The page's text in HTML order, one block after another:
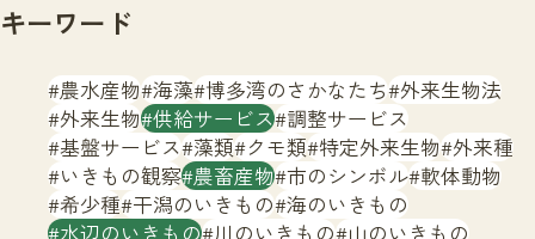
文字サイズ 小 中 大
生物多様性ふくおかウェブセンターとは
キーワード
農水産物 海藻 博多湾のさかなたち 外来生物法
外来生物 供給サービス 調整サービス
基盤サービス 藻類 クモ類 特定外来生物 外来種
いきもの観察 農畜産物 市のシンボル 軟体動物
希少種 干潟のいきもの 海のいきもの
水辺のいきもの 川のいきもの 山のいきもの